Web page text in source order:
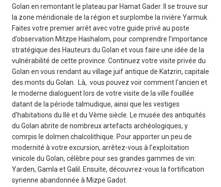
Golan en remontant le plateau par Hamat Gader. Il se trouve sur
la zone méridionale de la région et surplombe la rivière Yarmuk.
Faites votre premier arrêt avec votre guide privé au poste
d’observation Mitzpe Hashalom, pour comprendre l’importance
stratégique des Hauteurs du Golan et vous faire une idée de la
vulnérabilité de cette province. Continuez votre visite privée du
Golan en vous rendant au village juif antique de Katzrin, capitale
des monts du Golan. Là, vous pouvez voir comment l'ancien et
le moderne dialoguent lors de votre visite de la ville fouillée
datant de la période talmudique, ainsi que les vestiges
d'habitations du IIè et du Vème siècle. Le musée des antiquités
du Golan abrite de nombreux artefacts archéologiques, y
comrpis le dolmen chalcolithique. Pour apporter un peu de
modernité à votre excursion, arrêtez-vous à l’exploitation
vinicole du Golan, célèbre pour ses grandes gammes de vin:
Yarden, Gamla et Galil. Ensuite, découvrez-vous la fortification
syrienne abandonnée à Mizpe Gadot.